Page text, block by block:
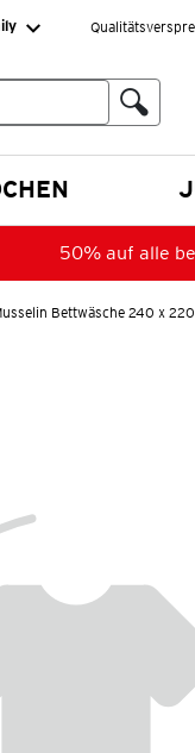
50% auf alle
Bettwäsche 240 x